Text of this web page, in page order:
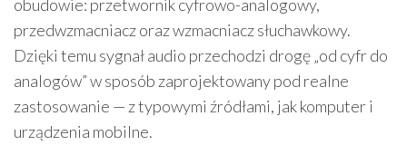
obudowie: przetwornik cyfrowo-analogowy,
przedwzmacniacz oraz wzmacniacz słuchawkowy.
Dzięki temu sygnał audio przechodzi drogę „od cyfr do
analogów” w sposób zaprojektowany pod realne
zastosowanie — z typowymi źródłami, jak komputer i
urządzenia mobilne.